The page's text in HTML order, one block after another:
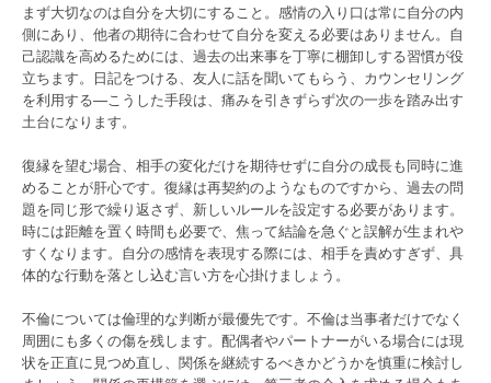
まず大切なのは自分を大切にすること。感情の入り口は常に自分の内
側にあり、他者の期待に合わせて自分を変える必要はありません。自
己認識を高めるためには、過去の出来事を丁寧に棚卸しする習慣が役
立ちます。日記をつける、友人に話を聞いてもらう、カウンセリング
を利用する—こうした手段は、痛みを引きずらず次の一歩を踏み出す
土台になります。
復縁を望む場合、相手の変化だけを期待せずに自分の成長も同時に進
めることが肝心です。復縁は再契約のようなものですから、過去の問
題を同じ形で繰り返さず、新しいルールを設定する必要があります。
時には距離を置く時間も必要で、焦って結論を急ぐと誤解が生まれや
すくなります。自分の感情を表現する際には、相手を責めすぎず、具
体的な行動を落とし込む言い方を心掛けましょう。
不倫については倫理的な判断が最優先です。不倫は当事者だけでなく
周囲にも多くの傷を残します。配偶者やパートナーがいる場合には現
状を正直に見つめ直し、関係を継続するべきかどうかを慎重に検討し